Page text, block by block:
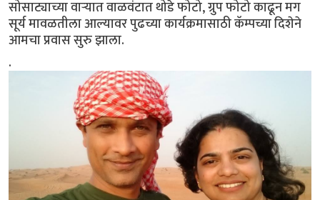
सोसाट्याच्या वाऱ्यात वाळवंटात थोडे फोटो, ग्रुप फोटो काढून मग
सूर्य मावळतीला आल्यावर पुढच्या कार्यक्रमासाठी कॅम्पच्या दिशेने
आमचा प्रवास सुरु झाला.
.